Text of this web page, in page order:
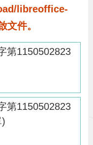
libreoffice-
件。
第1150502823
第1150502823